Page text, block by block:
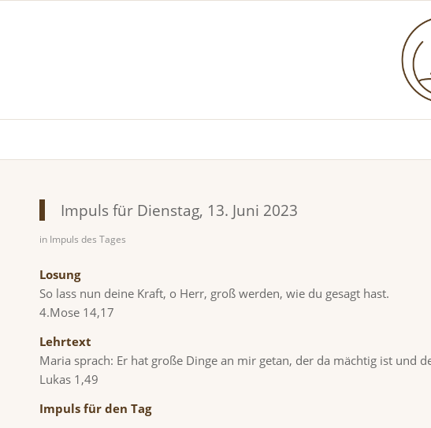
Impuls für Dienstag, 13. Juni 2023
in Impuls des Tages
Losung
So lass nun deine Kraft, o Herr, groß werden, wie du gesagt hast.
4.Mose 14,17
Lehrtext
Maria sprach: Er hat große Dinge an mir getan, der da mächtig ist und
Lukas 1,49
Impuls für den Tag